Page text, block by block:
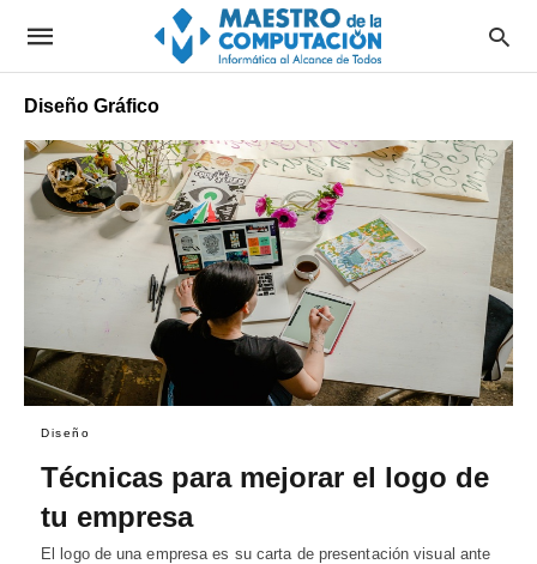
Diseño Gráfico
Diseño
Técnicas para mejorar el logo de
tu empresa
El logo de una empresa es su carta de presentación visual ante